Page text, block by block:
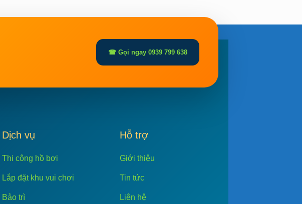
☎ Gọi ngay 0939 799 638
Dịch vụ
Thi công hồ bơi
Lắp đặt khu vui chơi
Bảo trì
Hỗ trợ
Giới thiệu
Tin tức
Liên hệ